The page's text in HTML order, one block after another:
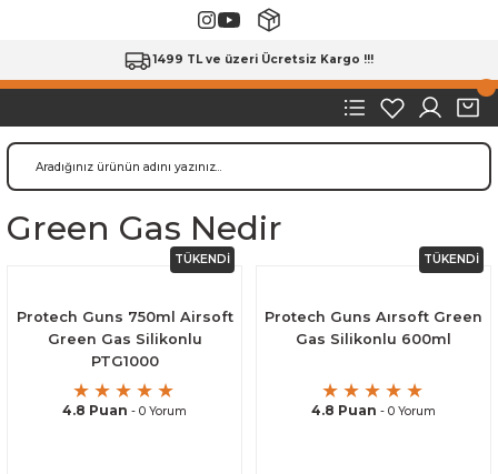
1499 TL ve üzeri Ücretsiz Kargo !!!
Green Gas Nedir
TÜKENDİ
Protech Guns 750ml Airsoft
Green Gas Silikonlu
PTG1000
4.8 Puan - 0 Yorum
TÜKENDİ
Protech Guns Aırsoft Green
Gas Silikonlu 600ml
4.8 Puan - 0 Yorum